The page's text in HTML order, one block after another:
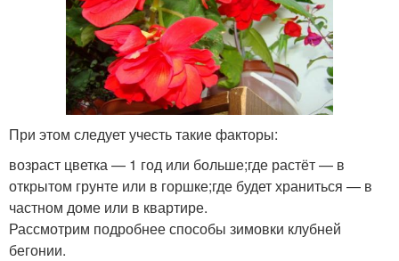
При этом следует учесть такие факторы:
возраст цветка — 1 год или больше;где растёт — в
открытом грунте или в горшке;где будет храниться — в
частном доме или в квартире.
Рассмотрим подробнее способы зимовки клубней
бегонии.